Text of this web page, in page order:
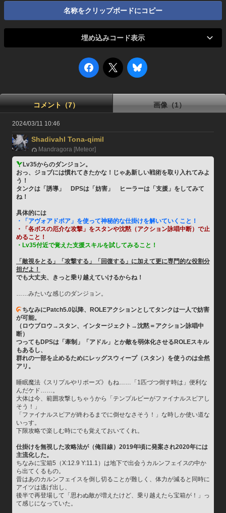
名称をクリップボードにコピー
埋め込みコード表示
コメント（7） 画像（1）
2024/03/11 10:46
Shadivahl Tona-qimil
Mandragora [Meteor]
Lv35からのダンジョン。
おっ、ジョブには慣れてきたかな！じゃあ新しい戦術を取り入れてみよ
う！
タンクは「誘導」　DPSは「妨害」　ヒーラーは「支援」をしてみて
ね！
具体的には
・「アヴォアドポア」を使って神秘的な仕掛けを解いていくこと！
・「各ボスの厄介な攻撃」をスタンや沈黙（アクション詠唱中断）で止
めること！
・Lv35付近で覚えた支援スキルを試してみること！
「敵視をとる」「攻撃する」「回復する」に加えて更に専門的な役割分
担だよ！
でも大丈夫、きっと乗り越えていけるからね！
……みたいな感じのダンジョン。
ちなみにPatch5.0以降、ROLEアクションとしてタンクは一人で妨害
が可能。
（ロウブロウ→スタン、インタージェクト→沈黙＝アクション詠唱中
断）
つってもDPSは「牽制」「アドル」とか敵を弱体化させるROLEスキル
もあるし、
群れの一部を止めるためにレッグスウィープ（スタン）を使うのは全然
アリ。
睡眠魔法《スリプルやリポーズ》もね……「1匹づつ倒す時は」便利な
んだケド……。
大体は今、範囲攻撃しちゃうから「テンプルビーがファイナルスピアし
そう！」
「ファイナルスピアが終わるまでに倒せなさそう！」な時しか使い道な
いっす。
下限攻略で楽しむ時にでも覚えておいてくれ。
仕掛けを無視した攻略法が（俺目線）2019年頃に発案され2020年には
主流化した。
ちなみに宝箱5（X:12.9 Y:11.1）は地下で出会うカルンフェイスの中か
ら出てくるもの。
昔はあのカルンフェイスを倒し切ることが難しく、体力が減ると同時に
アイツは逃げ出し、
後半で再登場して「思わぬ敵が増えたけど、乗り越えたら宝箱が！」っ
て感じになっていた。